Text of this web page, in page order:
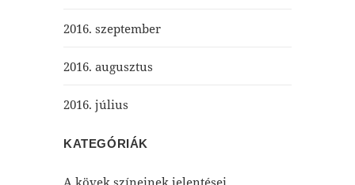
2016. szeptember
2016. augusztus
2016. július
KATEGÓRIÁK
A kövek színeinek jelentései